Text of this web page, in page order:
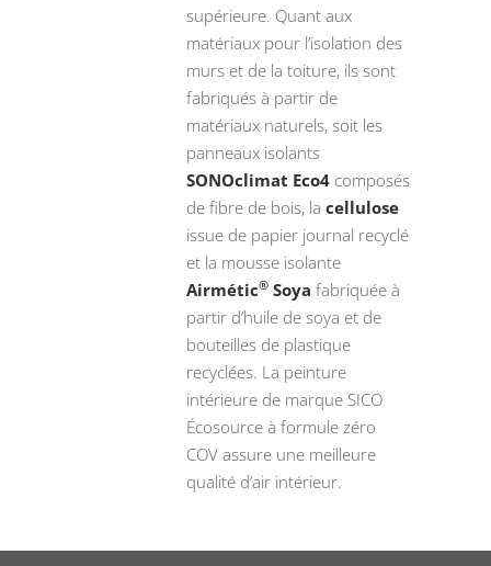
supérieure. Quant aux
matériaux pour l’isolation des
murs et de la toiture, ils sont
fabriqués à partir de
matériaux naturels, soit les
panneaux isolants
SONOclimat Eco4 composés
de fibre de bois, la cellulose
issue de papier journal recyclé
et la mousse isolante
Airmétic® Soya fabriquée à
partir d’huile de soya et de
bouteilles de plastique
recyclées. La peinture
intérieure de marque SICO
Écosource à formule zéro
COV assure une meilleure
qualité d’air intérieur.